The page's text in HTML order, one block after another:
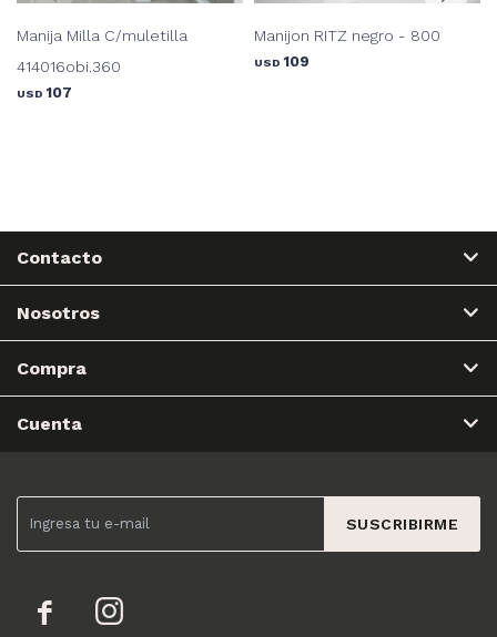
Manija Milla C/muletilla
414016obi.360
USD 107
Manijon RITZ negro - 800
USD 109
SUSCRIBIRME
 
Contacto
Nosotros
Compra
Cuenta